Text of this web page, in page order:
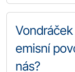
emisní
nás?